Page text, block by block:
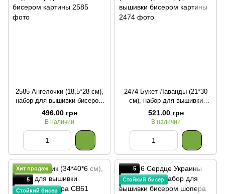
2585 Ангелочки (18,5*28 см),
набор для вышивки бисером
картины
496.00 грн
В наличии
2474 Букет Лаванды (21*30
см), набор для вышивки
бисером картины
521.00 грн
В наличии
Хит продаж
5
Стойкий бисер
5
Стойкий бисер